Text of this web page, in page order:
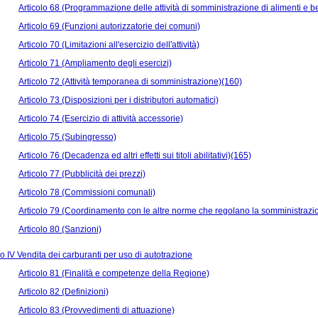
Articolo 68 (Programmazione delle attività di somministrazione di alimenti e
Articolo 69 (Funzioni autorizzatorie dei comuni)
Articolo 70 (Limitazioni all'esercizio dell'attività)
Articolo 71 (Ampliamento degli esercizi)
Articolo 72 (Attività temporanea di somministrazione)(160)
Articolo 73 (Disposizioni per i distributori automatici)
Articolo 74 (Esercizio di attività accessorie)
Articolo 75 (Subingresso)
Articolo 76 (Decadenza ed altri effetti sui titoli abilitativi)(165)
Articolo 77 (Pubblicità dei prezzi)
Articolo 78 (Commissioni comunali)
Articolo 79 (Coordinamento con le altre norme che regolano la
Articolo 80 (Sanzioni)
IV Vendita dei carburanti per uso di autotrazione
Articolo 81 (Finalità e competenze della Regione)
Articolo 82 (Definizioni)
Articolo 83 (Provvedimenti di attuazione)